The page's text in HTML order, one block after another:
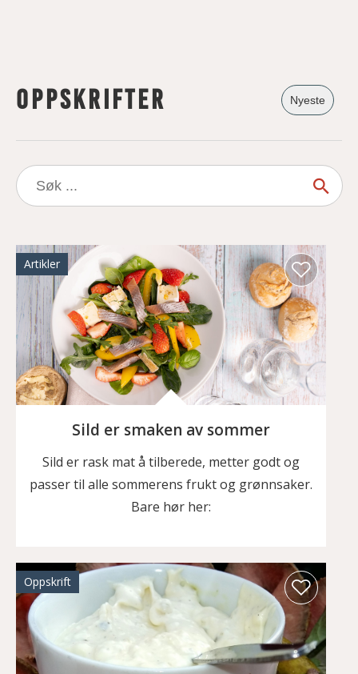
Oppskrifter Nyeste
Søk
etter:
Artikler
Sild er smaken av sommer
Sild er rask mat å tilberede, metter godt og
passer til alle sommerens frukt og grønnsaker.
Bare hør her:
Oppskrift